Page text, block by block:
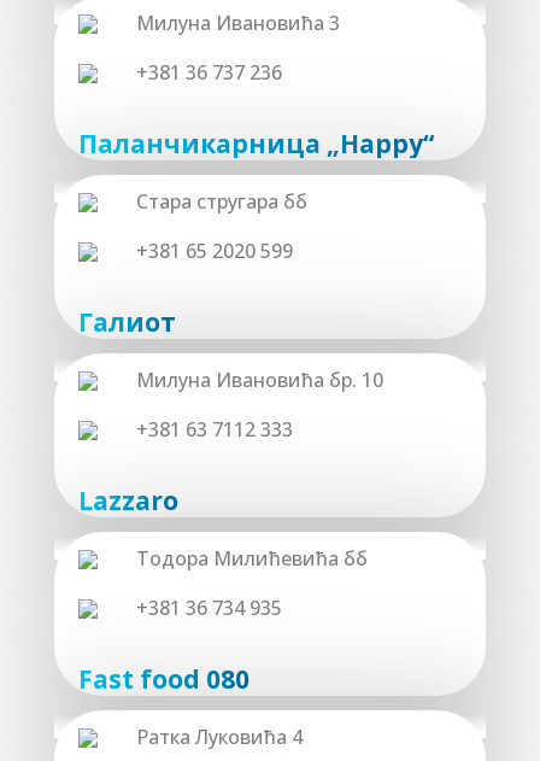
Милуна Ивановића 3
+381 36 737 236
Паланчикарница „Happy“
Стара стругара бб
+381 65 2020 599
Галиот
Милуна Ивановића бр. 10
+381 63 7112 333
Lazzaro
Тодора Милићевића бб
+381 36 734 935
Fast food 080
Ратка Луковића 4